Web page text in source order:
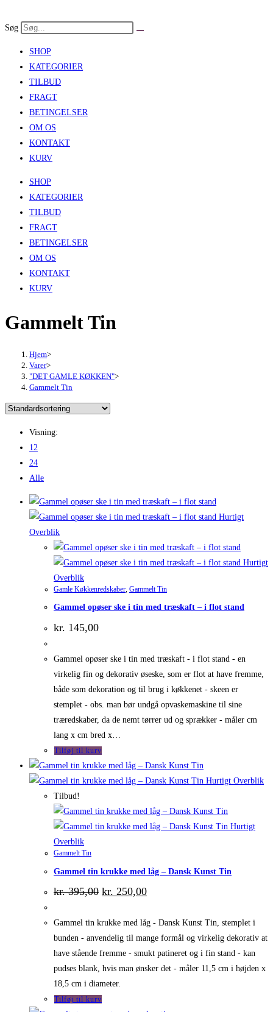
to
Søg
SHOP
KATEGORIER
TILBUD
FRAGT
BETINGELSER
OM OS
KONTAKT
KURV
SHOP
KATEGORIER
TILBUD
FRAGT
BETINGELSER
OM OS
KONTAKT
KURV
Gammelt Tin
Hjem>
Varer>
"DET GAMLE KØKKEN">
Gammelt Tin
Visning:
12
24
Alle
Hurtigt
Overblik
Hurtigt
Overblik
Gamle Køkkenredskaber, Gammelt Tin
Gammel opøser ske i tin med træskaft – i flot stand
kr. 145,00
Gammel opøser ske i tin med træskaft - i flot stand - en
virkelig fin og dekorativ øseske, som er flot at have fremme,
både som dekoration og til brug i køkkenet - skeen er
stemplet - obs. man bør undgå opvaskemaskine til sine
træredskaber, da de nemt tørrer ud og sprækker - måler cm
lang x cm bred x…
Tilføj til kurv
Hurtigt Overblik
Tilbud!
Hurtigt
Overblik
Gammelt Tin
Gammel tin krukke med låg – Dansk Kunst Tin
kr.395,00 Den
oprindelige
var:
kr. 395,00.
kr. 250,00Den
er:
kr. 250,00.
Gammel tin krukke med låg - Dansk Kunst Tin, stemplet i
bunden - anvendelig til mange formål og virkelig dekorativ at
have stående fremme - smukt patineret og i fin stand - kan
pudses blank, hvis man ønsker det - måler 11,5 cm i højden x
18,5 cm i diameter.
Tilføj til kurv